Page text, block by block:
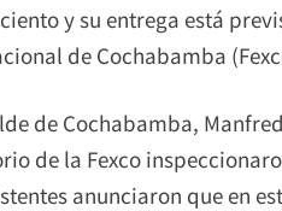
y su entrega está
de Cochabamba
de Cochabamba,
de la Fexco
anunciaron que en